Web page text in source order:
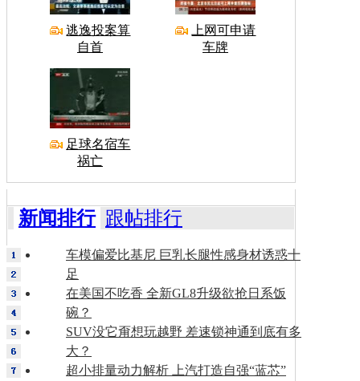
逃逸投案算
自首
上网可申请
车牌
足球名宿车
祸亡
新闻排行 跟帖排行
车模偏爱比基尼 巨乳长腿性感身材诱惑十
足
在美国不吃香 全新GL8升级欲抢日系饭
碗？
SUV没它甭想玩越野 差速锁神通到底有多
大？
超小排量动力解析 上汽打造自强“蓝芯”